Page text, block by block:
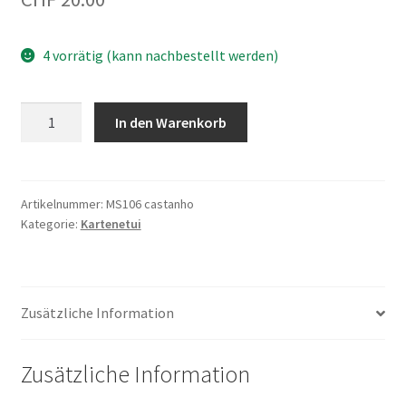
4 vorrätig (kann nachbestellt werden)
In den Warenkorb
Artikelnummer: MS106 castanho
Kategorie: Kartenetui
Zusätzliche Information
Zusätzliche Information